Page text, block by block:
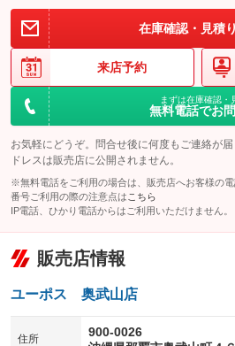
在庫確認・見積
来店予約
まずは在庫確認・
無料電話でお
お気軽にどうぞ。問合せ後に何度もご連絡が
ドレスは販売店に公開されません。
※無料電話をご利用の場合は、販売店へお客様の
番号ご利用の際の注意点は こちら
IP電話、ひかり電話からはご利用いただけません。
販売店情報
ユーポス 奥武山店
住所
900-0026